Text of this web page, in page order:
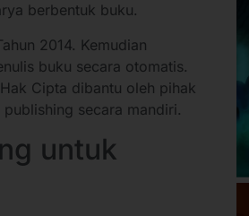
berbentuk buku.
2014. Kemudian
buku secara otomatis.
Cipta dibantu oleh pihak
secara mandiri.
untuk